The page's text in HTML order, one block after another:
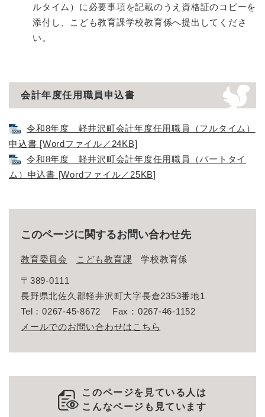
ルタイム）に必要事項を記載のうえ資格証のコピーを
添付し、こども教育課学校教育係へ提出してくださ
い。
会計年度任用職員申込書
令和8年度 軽井沢町会計年度任用職員（フルタイム）
申込書 [Wordファイル／24KB]
令和8年度 軽井沢町会計年度任用職員（パートタイ
ム）申込書 [Wordファイル／25KB]
このページに関するお問い合わせ先
教育委員会 こども教育課 学校教育係
〒389-0111
長野県北佐久郡軽井沢町大字長倉2353番地1
Tel：0267-45-8672
Fax：0267-46-1152
メールでのお問い合わせはこちら
このページを見ている人は
こんなページも見ています